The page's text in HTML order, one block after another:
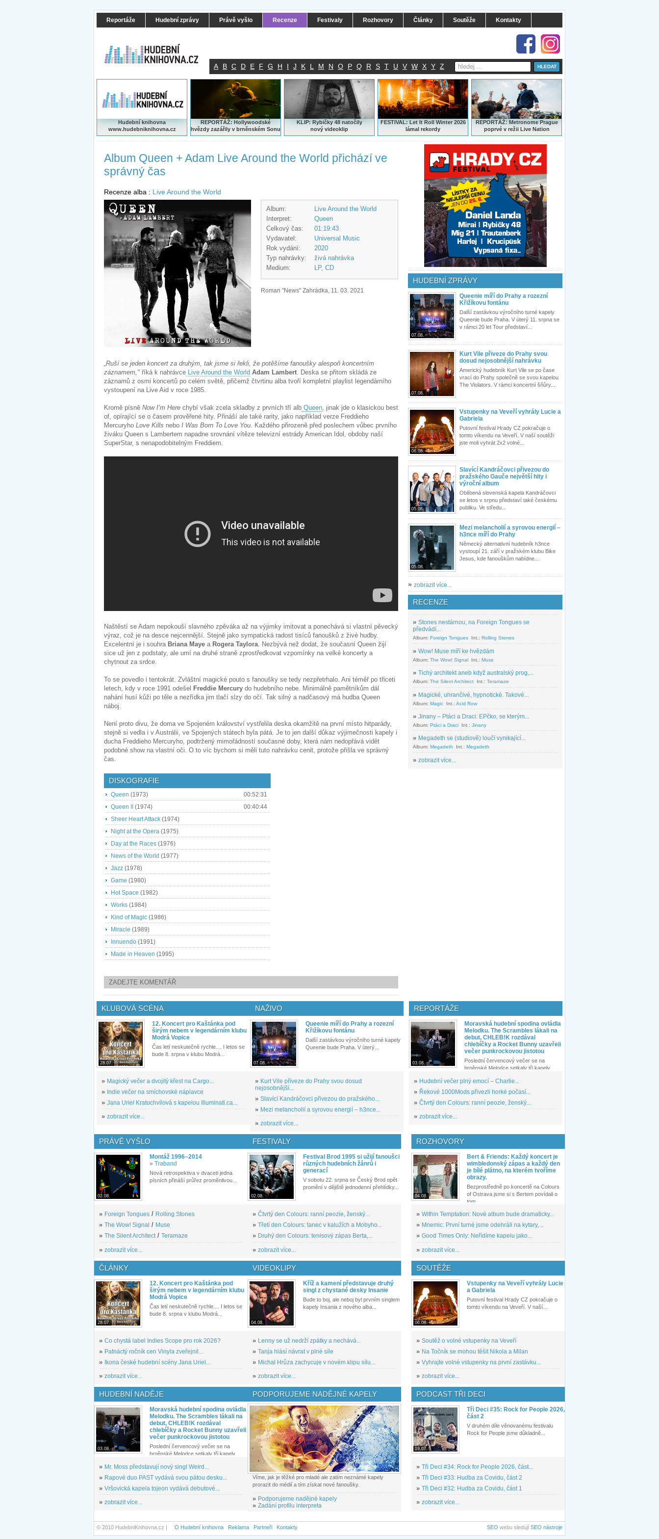
Reportáže Hudební zprávy Právě vyšlo Recenze Festivaly Rozhovory Články Soutěže Kontakty
A B C D E F G H I J K L M N O P Q R S T U V W X Y Z
Hudební knihovna
www.hudebniknihovna.cz
REPORTÁŽ: Hollywoodské
hvězdy zazářily v brněnském Sonu
KLIP: Rybičky 48 natočily
nový videoklip
FESTIVAL: Let It Roll Winter 2026
lámal rekordy
REPORTÁŽ:Metronome Prague
poprvé v režii Live Nation
Album Queen + Adam Live Around the World přichází ve
správný čas
Recenze alba : Live Around the World
Album:
Live Around the World
Interpret:
Queen
Celkový čas:
01:19:43
Vydavatel:
Universal Music
Rok vydání:
2020
Typ nahrávky:
živá nahrávka
Medium:
LP, CD
Roman "News" Zahrádka, 11. 03. 2021
„Ruší se jeden koncert za druhým, tak jsme si řekli, že potěšíme fanoušky alespoň koncertním
záznamem," říká k nahrávce Live Around the World Adam Lambert. Deska se přitom skládá ze
záznamů z osmi koncertů po celém světě, přičemž čtvrtinu alba tvoří kompletní playlist legendárního
vystoupení na Live Aid v roce 1985.
Kromě písně Now I’m Here chybí však zcela skladby z prvních tří alb Queen, jinak jde o klasickou best
of, opírající se o časem prověřené hity. Přináší ale také rarity, jako například verze Freddieho
Mercuryho Love Kills nebo I Was Born To Love You. Každého přirozeně před poslechem vůbec prvního
živáku Queen s Lambertem napadne srovnání vítěze televizní estrády American Idol, obdoby naší
SuperStar, s nenapodobitelným Freddiem.
Naštěstí se Adam nepokouší slavného zpěváka až na výjimky imitovat a ponechává si vlastní pěvecký
výraz, což je na desce nejcennější. Stejně jako sympatická radost tisíců fanoušků z živé hudby.
Excelentní je i souhra Briana Maye a Rogera Taylora. Nezbývá než dodat, že současní Queen žijí
sice už jen z podstaty, ale umí na druhé straně zprostředkovat vzpomínky na velké koncerty a
chytnout za srdce.
To se povedlo i tentokrát. Zvláštní magické pouto s fanoušky se tedy nezpřetrhalo. Ani téměř po třiceti
letech, kdy v roce 1991 odešel Freddie Mercury do hudebního nebe. Minimálně pamětníkům dál
nahání husí kůži po těle a nezřídka jim tlačí slzy do očí. Tak silný a nadčasový má hudba Queen
náboj.
Není proto divu, že doma ve Spojeném království vystřelila deska okamžitě na první místo hitparády,
stejně si vedla i v Austrálii, ve Spojených státech byla pátá. Je to jen další důkaz výjimečnosti kapely i
ducha Freddieho Mercuryho, podtržený mimořádností současné doby, která nám nedopřává vidět
podobné show na vlastní oči. O to víc bychom si měli tuto nahrávku cenit, protože přišla ve správný
čas.
DISKOGRAFIE
Queen (1973)
00:52:31
Queen II
(1974)
00:40:44
Sheer Heart Attack (1974)
Night at the Opera (1975)
Day at the Races (1976)
News of the World (1977)
Jazz (1978)
Game (1980)
Hot Space (1982)
Works (1984)
Kind of Magic (1986)
Miracle (1989)
Innuendo (1991)
Made in Heaven (1995)
ZADEJTE KOMENTÁŘ
HUDEBNÍ ZPRÁVY
07.08.
Queenie míří do Prahy a rozezní
Křižíkovu fontánu
Další zastávkou výročního turné kapely
Queenie bude Praha. V úterý 11. srpna se
v rámci 20 let Tour představí...
07.08.
Kurt Vile přiveze do Prahy svou
dosud nejosobnější nahrávku
Americký hudebník Kurt Vile se po čase
vrací do Prahy společně se svou kapelou
The Violators. V rámci koncertní šňůry...
06.08.
Vstupenky na Veveří vyhrály Lucie a
Gabriela
Putovní festival Hrady CZ pokračuje o
tomto víkendu na Veveří. V naší soutěži
jste moli vyhrát 2x2 volné...
05.08.
Slavící Kandráčovci přivezou do
pražského Gauče největší hity i
výroční album
Oblíbená slovenská kapela Kandráčovci
se letos v srpnu představí také českému
publiku. Ve středu...
05.08.
Mezi melancholií a syrovou energií –
h3nce míří do Prahy
Německý alternativní hudebník h3nce
vystoupí 21. září v pražském klubu Bike
Jesus, kde fanouškům nabídne...
» zobrazit více...
RECENZE
» Stones nestárnou, na Foreign Tongues se
předvádí...
Album: Foreign Tongues Int.: Rolling Stones
» Wow! Muse míří ke hvězdám
Album: The Wow! Signal Int.: Muse
» Tichý architekt aneb když australský prog,...
Album: The Silent Architect Int.: Teramaze
» Magické, uhrančivé, hypnotické. Takové...
Album: Magic Int.: Acid Row
» Jinany – Ptáci a Draci: EPčko, se kterým...
Album: Ptáci a Draci Int.: Jinany
» Megadeth se (studiově) loučí vynikající...
Album: Megadeth Int.: Megadeth
» zobrazit více...
KLUBOVÁ SCÉNA
28.07.
12. Koncert pro Kaštánka pod
širým nebem v legendárním klubu
Modrá Vopice
Čas letí neskutečně rychle.... I letos se
bude 8. srpna v klubu Modrá...
» Magický večer a dvojitý křest na Cargo...
» Indie večer na smíchovské náplavce
» Jana Uriel Kratochvílová s kapelou Illuminati.ca...
» zobrazit více...
NAŽIVO
07.08.
Queenie míří do Prahy a rozezní
Křižíkovu fontánu
Další zastávkou výročního turné kapely
Queenie bude Praha. V úterý...
» Kurt Vile přiveze do Prahy svou dosud
nejosobnější...
» Slavící Kandráčovci přivezou do pražského...
» Mezi melancholií a syrovou energií – h3nce...
» zobrazit více...
REPORTÁŽE
03.08.
Moravská hudební spodina ovládla
Melodku. The Scrambles lákali na
debut, CHLEB!K rozdával
chlebíčky a Rocket Bunny uzavřeli
večer punkrockovou jistotou
Poslední červencový večer se na
brněnské Melodce setkaly tři kapely...
» Hudební večer plný emocí – Charlie...
» Řekové 1000Mods přivezli horké počasí...
» Čtvrtý den Colours: ranní peozie, ženský...
» zobrazit více...
PRÁVĚ VYŠLO
02.08.
Montáž 1996–2014
» Traband
Nová retrospektiva v dvaceti jedna
písních přináší průřez proměnlivou...
» Foreign Tongues / Rolling Stones
» The Wow! Signal / Muse
» The Silent Architect/ Teramaze
» zobrazit více...
FESTIVALY
02.08.
Festival Brod 1995 si užijí fanoušci
různých hudebních žánrů i
generací
V sobotu 22. srpna se Český Brod opět
promění v dějiště jednodenní přehlídky...
» Čtvrtý den Colours: ranní peozie, ženský...
» Třetí den Colours: tanec v kalužích a Mobyho...
» Druhý den Colours: tenisový zápas Berta,...
» zobrazit více...
ROZHOVORY
04.08.
Bert & Friends: Každý koncert je
wimbledonský zápas a každý den
je bílé plátno, na kterém tvoříme
obrazy.
Bezprostředně po koncertě na Colours
of Ostrava jsme si s Bertem povídali o
tom,...
» Within Temptation: Nové album bude dramaticky...
» Mnemic: První turné jsme odehráli na kytary,...
» Good Times Only: Neřídíme kapelu jako...
» zobrazit více...
ČLÁNKY
28.07.
12. Koncert pro Kaštánka pod
širým nebem v legendárním klubu
Modrá Vopice
Čas letí neskutečně rychle.... I letos se
bude 8. srpna v klubu Modrá...
» Co chystá label Indies Scope pro rok 2026?
» Patnáctý ročník cen Vinyla zveřejnil...
» Ikona české hudební scény Jana Uriel...
» zobrazit více...
VIDEOKLIPY
04.08.
Kříž a kamení představuje druhý
singl z chystané desky Insanie
Bude to boj, ale neboj byl prvním singlem
kapely Insania z nového alba...
» Lenny se už nedrží zpátky a nechává...
» Tanja hlásí návrat v plné síle
» Michal Hrůza zachycuje v novém klipu sílu...
» zobrazit více...
SOUTĚŽE
06.08.
Vstupenky na Veveří vyhrály Lucie
a Gabriela
Putovní festival Hrady CZ pokračuje o
tomto víkendu na Veveří. V naší...
» Soutěž o volné vstupenky na Veveří
» Na Točník se mohou těšit Nikola a Milan
» Vyhrajte volné vstupenky na první zastávku...
» zobrazit více...
HUDEBNÍ NADĚJE
03.08.
Moravská hudební spodina ovládla
Melodku. The Scrambles lákali na
debut, CHLEB!K rozdával
chlebíčky a Rocket Bunny uzavřeli
večer punkrockovou jistotou
Poslední červencový večer se na
brněnské Melodce setkaly tři kapely...
» Mr. Moss představují nový singl Weird...
» Rapové duo PAST vydává svou pátou desku...
» Vršovická kapela tojeon vydává debutové...
» zobrazit více...
PODPORUJEME NADĚJNÉ KAPELY
Víme, jak je těžké pro mladé ale zatím neznámé kapely
prorazit do médií a tím získat nové fanoušky.
» Podporujeme nadějné kapely
» Zadání profilu interpreta
PODCAST TŘI DECI
19.07.
Tři Deci #35: Rock for People 2026,
část 2
V druhém díle věnovanému festivalu
Rock for People jsme důkladně...
» Tři Deci #34: Rock for People 2026, část...
» Tři Deci #33: Hudba za Covidu, část 2
» Tři Deci #32: Hudba za Covidu, část 1
» zobrazit více...
© 2010 HudebniKnihovna.cz | O Hudební knihovna Reklama Partneři Kontakty SEO webu sledují SEO nástroje